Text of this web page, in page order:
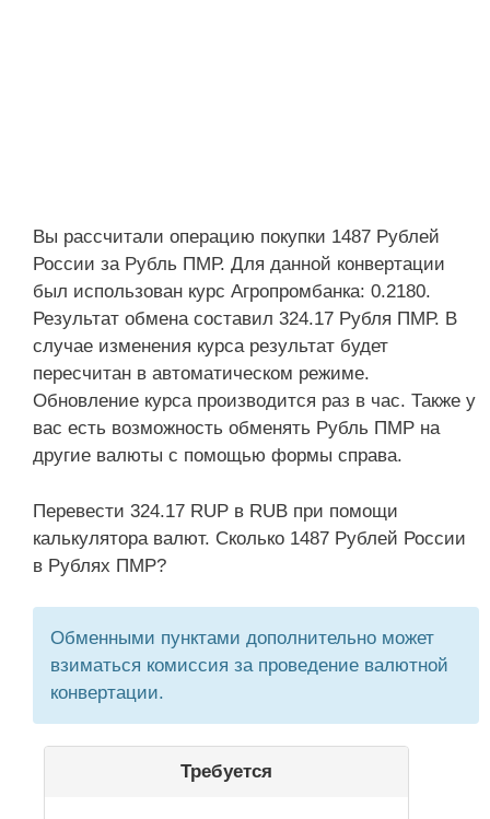
Вы рассчитали операцию покупки 1487 Рублей
России за Рубль ПМР. Для данной конвертации
был использован курс Агропромбанка: 0.2180.
Результат обмена составил 324.17 Рубля ПМР. В
случае изменения курса результат будет
пересчитан в автоматическом режиме.
Обновление курса производится раз в час. Также у
вас есть возможность обменять Рубль ПМР на
другие валюты с помощью формы справа.
Перевести 324.17 RUP в RUB при помощи
калькулятора валют. Сколько 1487 Рублей России
в Рублях ПМР?
Обменными пунктами дополнительно может
взиматься комиссия за проведение валютной
конвертации.
Требуется